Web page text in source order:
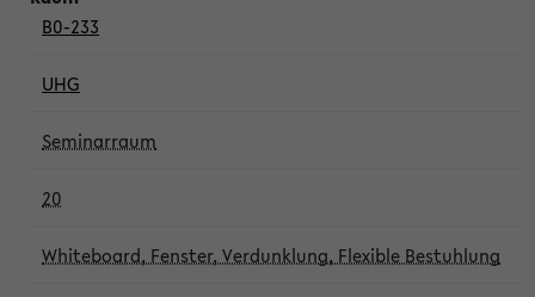
B0-233
UHG
Seminarraum
20
Whiteboard, Fenster, Verdunklung, Flexible Bestuhlung